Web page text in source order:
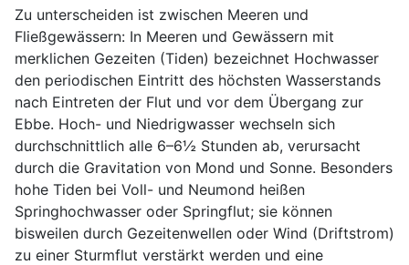
Zu unterscheiden ist zwischen Meeren und
Fließgewässern: In Meeren und Gewässern mit
merklichen Gezeiten (Tiden) bezeichnet Hochwasser
den periodischen Eintritt des höchsten Wasserstands
nach Eintreten der Flut und vor dem Übergang zur
Ebbe. Hoch- und Niedrigwasser wechseln sich
durchschnittlich alle 6–6½ Stunden ab, verursacht
durch die Gravitation von Mond und Sonne. Besonders
hohe Tiden bei Voll- und Neumond heißen
Springhochwasser oder Springflut; sie können
bisweilen durch Gezeitenwellen oder Wind (Driftstrom)
zu einer Sturmflut verstärkt werden und eine